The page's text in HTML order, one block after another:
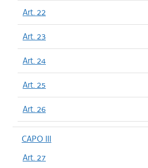
Art. 22
Art. 23
Art. 24
Art. 25
Art. 26
CAPO III
Art. 27